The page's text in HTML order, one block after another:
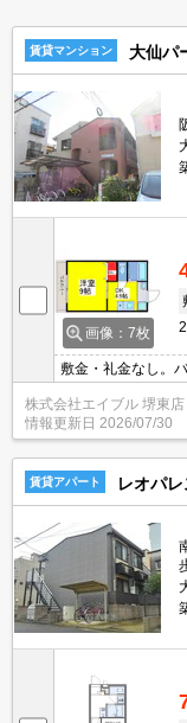
賃貸マンション 大仙パ
画像：7枚
敷金・礼金なし。
が便利。室内洗濯
すね。エアコン1
株式会社エイブル 堺東店
情報更新日 2026/07/30
賃貸アパート レオパ